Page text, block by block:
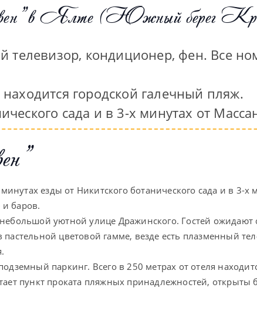
в Ялте (Южный берег
кондиционер, фен. Все
городской галечный пляж.
сада и в 3-х минутах от
езды от Никитского ботанического сада и в 3-
и баров.
уютной улице Дражинского. Гостей
цветовой гамме, везде есть плазменный
паркинг. Всего в 250 метрах от отеля
пункт проката пляжных принадлежностей,